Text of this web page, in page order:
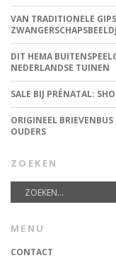
VAN TRADITIONELE
DIT HEMA
NEDERLANDSE TUINEN
SALE BIJ PRÉNATAL:
ORIGINEEL BRIEVENBUS
OUDERS
ZOEKEN
MENU
CONTACT